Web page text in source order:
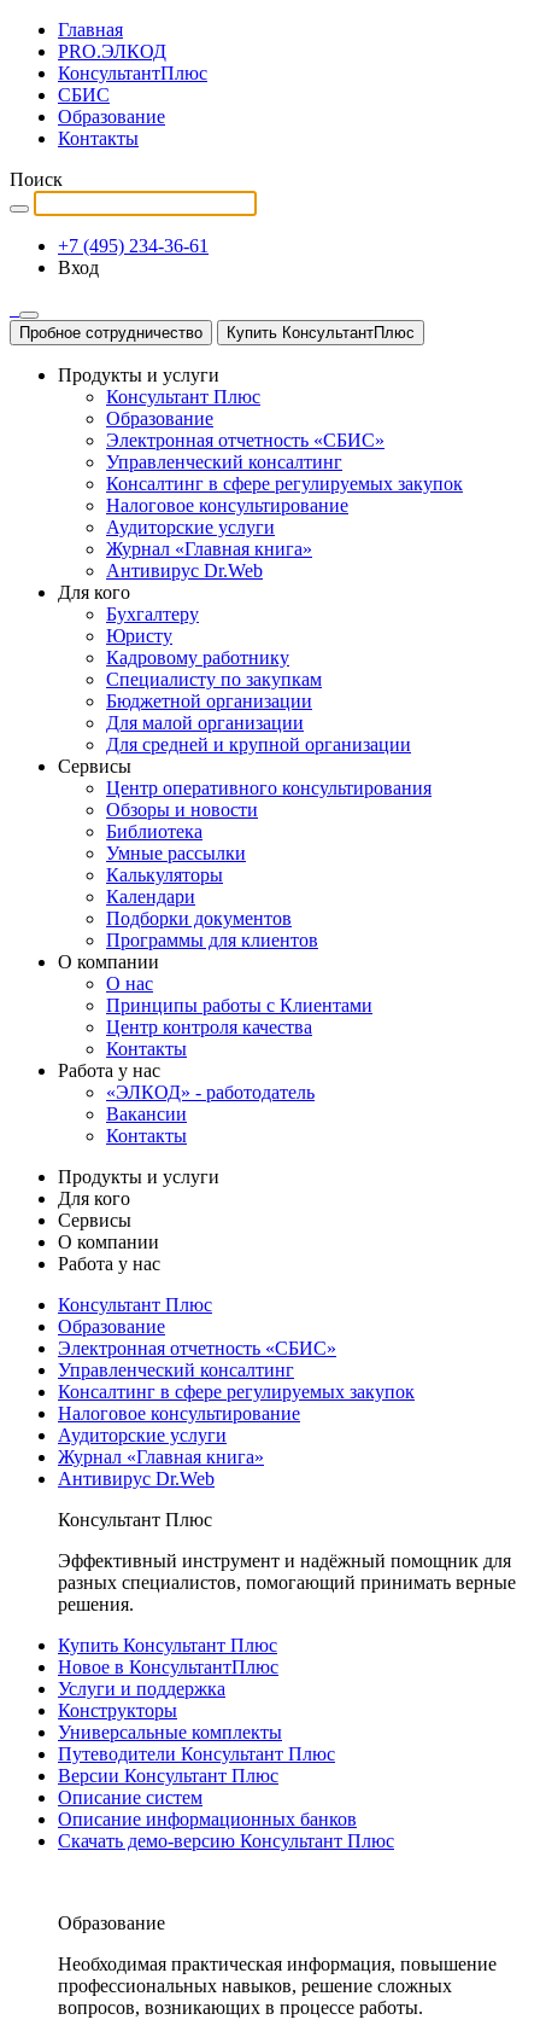
Главная
PRO.ЭЛКОД
КонсультантПлюс
СБИС
Образование
Контакты
Поиск
+7 (495) 234-36-61
Вход
Пробное сотрудничество Купить КонсультантПлюс
Продукты и услуги
Консультант Плюс
Образование
Электронная отчетность «СБИС»
Управленческий консалтинг
Консалтинг в сфере регулируемых закупок
Налоговое консультирование
Аудиторские услуги
Журнал «Главная книга»
Антивирус Dr.Web
Для кого
Бухгалтеру
Юристу
Кадровому работнику
Специалисту по закупкам
Бюджетной организации
Для малой организации
Для средней и крупной организации
Сервисы
Центр оперативного консультирования
Обзоры и новости
Библиотека
Умные рассылки
Калькуляторы
Календари
Подборки документов
Программы для клиентов
О компании
О нас
Принципы работы с Клиентами
Центр контроля качества
Контакты
Работа у нас
«ЭЛКОД» - работодатель
Вакансии
Контакты
Продукты и услуги
Для кого
Сервисы
О компании
Работа у нас
Консультант Плюс
Образование
Электронная отчетность «СБИС»
Управленческий консалтинг
Консалтинг в сфере регулируемых закупок
Налоговое консультирование
Аудиторские услуги
Журнал «Главная книга»
Антивирус Dr.Web
Консультант Плюс
Эффективный инструмент и надёжный помощник для
разных специалистов, помогающий принимать верные
решения.
Купить Консультант Плюс
Новое в КонсультантПлюс
Услуги и поддержка
Конструкторы
Универсальные комплекты
Путеводители Консультант Плюс
Версии Консультант Плюс
Описание систем
Описание информационных банков
Скачать демо-версию Консультант Плюс
Образование
Необходимая практическая информация, повышение
профессиональных навыков, решение сложных
вопросов, возникающих в процессе работы.